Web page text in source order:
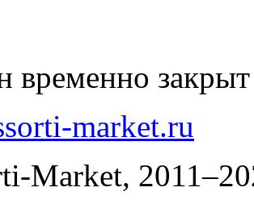
временно закрыт
market.ru
Market,